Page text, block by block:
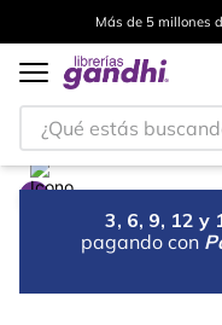
Más de 5 millones
¿Qué estás buscando?
3, 6, 9, 12 y
pagando con